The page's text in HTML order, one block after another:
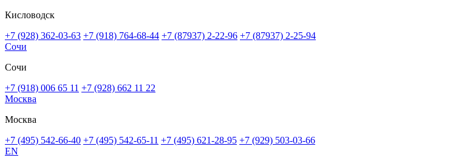
Кисловодск
+7 (928) 362-03-63 +7 (918) 764-68-44 +7 (87937) 2-22-96 +7 (87937) 2-25-94
Сочи
Сочи
+7 (918) 006 65 11 +7 (928) 662 11 22
Москва
Москва
+7 (495) 542-66-40 +7 (495) 542-65-11 +7 (495) 621-28-95 +7 (929) 503-03-66
EN